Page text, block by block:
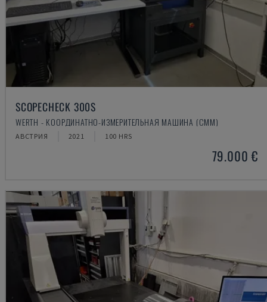
SCOPECHECK 300S
WERTH - КООРДИНАТНО-ИЗМЕРИТЕЛЬНАЯ МАШИНА (CMM)
АВСТРИЯ 2021 100 HRS
79.000 €